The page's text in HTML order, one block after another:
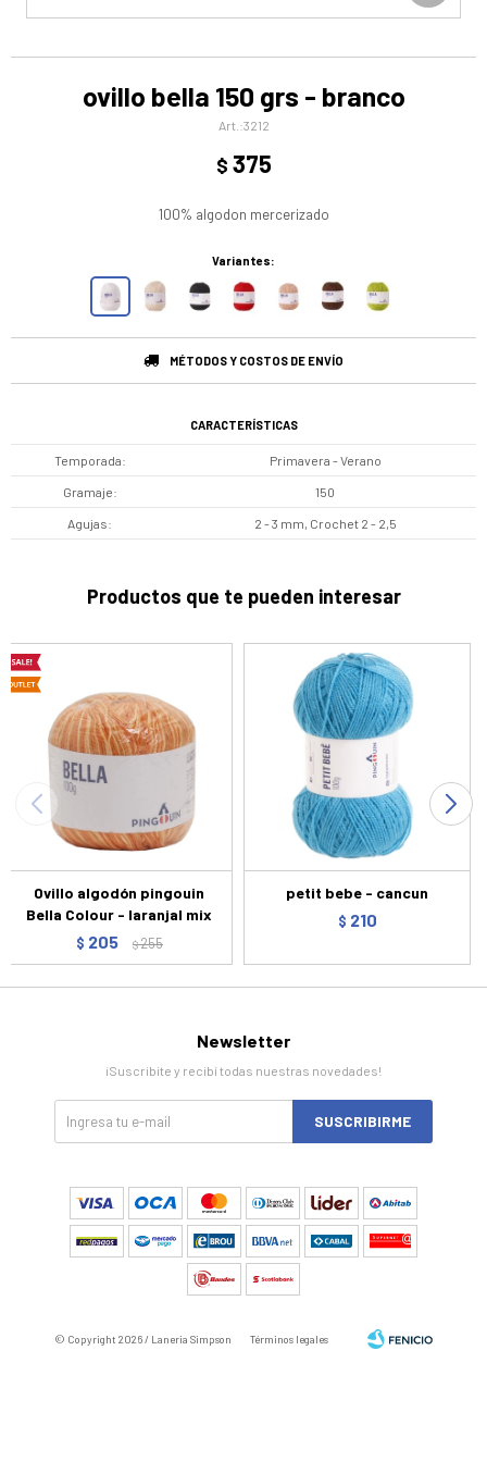
ovillo bella 150 grs - branco
3212
$ 375
100% algodon mercerizado
Variantes:
MÉTODOS Y COSTOS DE ENVÍO
CARACTERÍSTICAS
Temporada Primavera - Verano
Gramaje 150
Agujas 2 - 3 mm, Crochet 2 - 2,5
Productos que te pueden interesar
Ovillo algodón pingouin
Bella Colour - laranjal mix
$ 205 $255
petit bebe - cancun
$ 210
Newsletter
¡Suscribite y recibí todas nuestras novedades!
SUSCRIBIRME
© Copyright 2026 / Laneria Simpson Términos legales